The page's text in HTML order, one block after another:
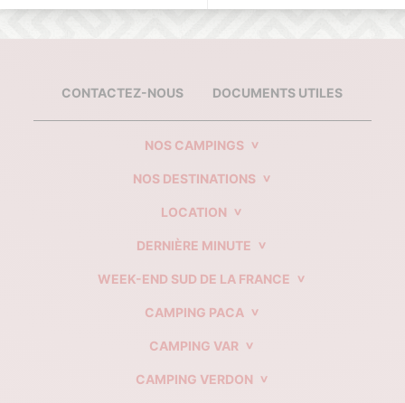
CONTACTEZ-NOUS DOCUMENTS UTILES
NOS CAMPINGS
NOS DESTINATIONS
LOCATION
DERNIÈRE MINUTE
WEEK-END SUD DE LA FRANCE
CAMPING PACA
CAMPING VAR
CAMPING VERDON